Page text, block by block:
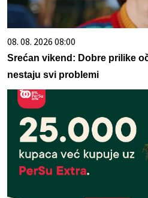
08. 08. 2026 08:00
Srećan vikend: Dobre prilike
nestaju svi problemi